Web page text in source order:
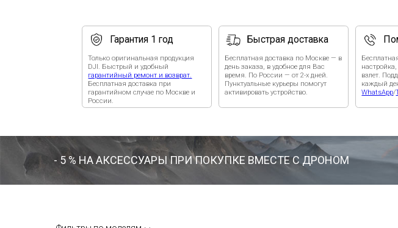
Пунктуальные курьеры помогут
активировать устройство.
Бесплатная доставка при
гарантийном случае по Москве и
России.
каждый день. Написать в
Telegram
- 5 % НА АКСЕССУАРЫ ПРИ ПОКУПКЕ ВМЕСТЕ С ДРОНОМ